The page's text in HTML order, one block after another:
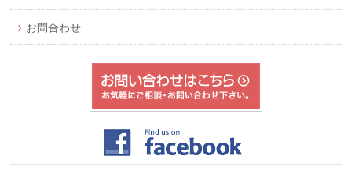
お問合わせ